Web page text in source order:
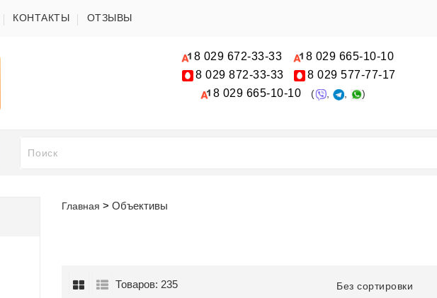
КОНТАКТЫ ОТЗЫВЫ
8 029 672-33-33 8 029 665-10-10
8 029 872-33-33 8 029 577-77-17
8 029 665-10-10 ( , , )
Главная Объективы
Товаров: 235 Без сортировки